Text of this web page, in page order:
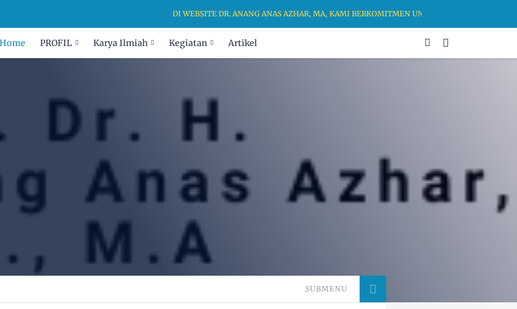
DI WEBSITE DR. ANANG ANAS AZHAR, MA, KAMI BERKOMITMEN UNTUK MENGHADIRKAN
Home PROFIL Karya Ilmiah Kegiatan Artikel
SUBMENU